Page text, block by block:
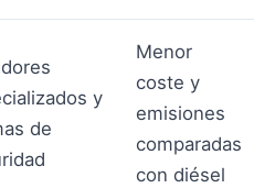
y
de
Menor
coste y
emisiones
comparadas
con diésel